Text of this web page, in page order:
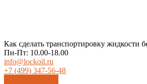
Как сделать транспортировку жидкости
Пн-Пт: 10.00-18.00
info@lockoil.ru
+7 (499) 347-56-48